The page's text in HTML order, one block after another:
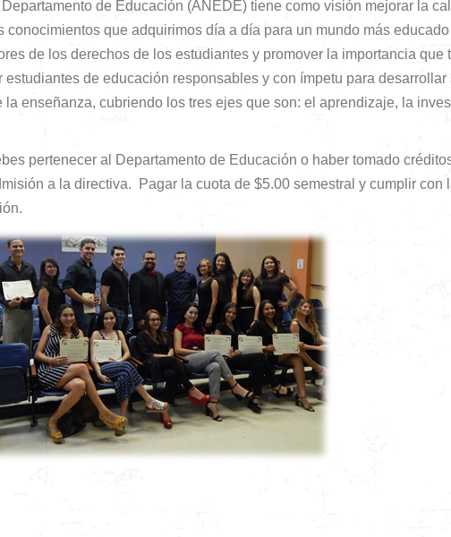
de Educación (ANEDE) tiene como visión mejorar la
conocimientos que adquirimos día a día para un mundo más
de los derechos de los estudiantes y promover la importancia que
de educación responsables y con ímpetu para desarrollar
la enseñanza, cubriendo los tres ejes que son: el aprendizaje, la
pertenecer al Departamento de Educación o haber tomado
a la directiva. Pagar la cuota de $5.00 semestral y cumplir con